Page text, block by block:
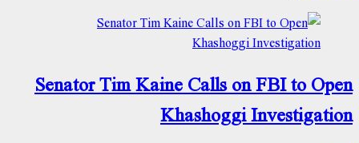
Senator Tim Kaine Calls on FBI to Open
Khashoggi Investigation